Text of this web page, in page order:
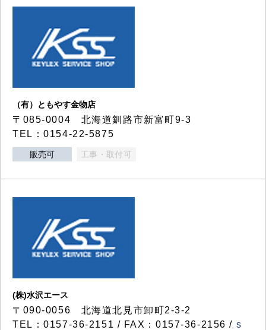
（有）ともやす金物店
〒085-0004 北海道釧路市新富町9-3
TEL：0154-22-5875
販売可 工事・取付可
(株)水沢エース
〒090-0056 北海道北見市卸町2-3-2
TEL：0157-36-2151 / FAX：0157-36-2156 / s